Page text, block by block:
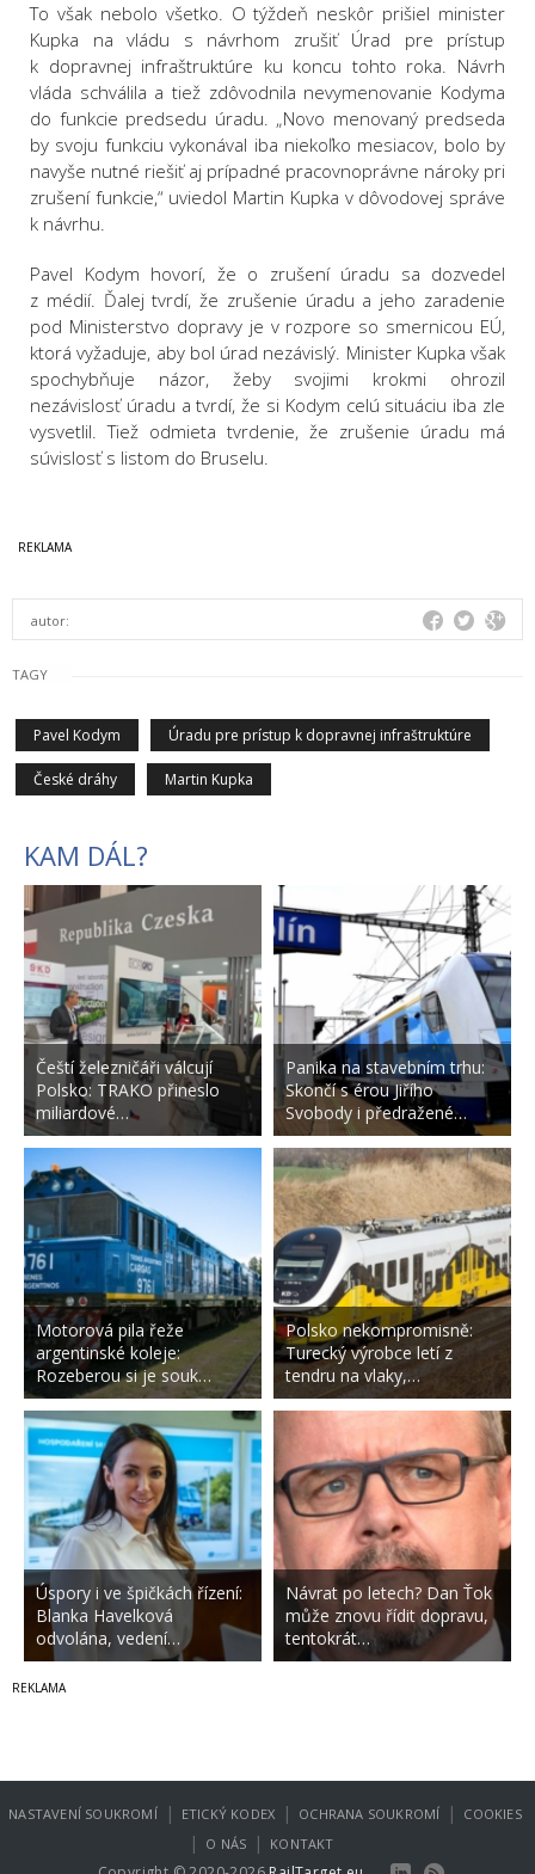
To však nebolo všetko. O týždeň neskôr prišiel minister
Kupka na vládu s návrhom zrušiť Úrad pre prístup
k dopravnej infraštruktúre ku koncu tohto roka. Návrh
vláda schválila a tiež zdôvodnila nevymenovanie Kodyma
do funkcie predsedu úradu. „Novo menovaný predseda
by svoju funkciu vykonával iba niekoľko mesiacov, bolo by
navyše nutné riešiť aj prípadné pracovnoprávne nároky pri
zrušení funkcie,“ uviedol Martin Kupka v dôvodovej správe
k návrhu.
Pavel Kodym hovorí, že o zrušení úradu sa dozvedel
z médií. Ďalej tvrdí, že zrušenie úradu a jeho zaradenie
pod Ministerstvo dopravy je v rozpore so smernicou EÚ,
ktorá vyžaduje, aby bol úrad nezávislý. Minister Kupka však
spochybňuje názor, žeby svojimi krokmi ohrozil
nezávislosť úradu a tvrdí, že si Kodym celú situáciu iba zle
vysvetlil. Tiež odmieta tvrdenie, že zrušenie úradu má
súvislosť s listom do Bruselu.
autor:
TAGY
Pavel Kodym Úradu pre prístup k dopravnej infraštruktúre
České dráhy Martin Kupka
KAM DÁL?
Čeští železničáři válcují
Polsko: TRAKO přineslo
miliardové…
Motorová pila řeže
argentinské koleje:
Rozeberou si je souk…
Úspory i ve špičkách řízení:
Blanka Havelková
odvolána, vedení…
Panika na stavebním trhu:
Skončí s érou Jiřího
Svobody i předražené…
Polsko nekompromisně:
Turecký výrobce letí z
tendru na vlaky,…
Návrat po letech? Dan Ťok
může znovu řídit dopravu,
tentokrát…
NASTAVENÍ SOUKROMÍ | ETICKÝ KODEX | OCHRANA SOUKROMÍ | COOKIES
| O NÁS | KONTAKT